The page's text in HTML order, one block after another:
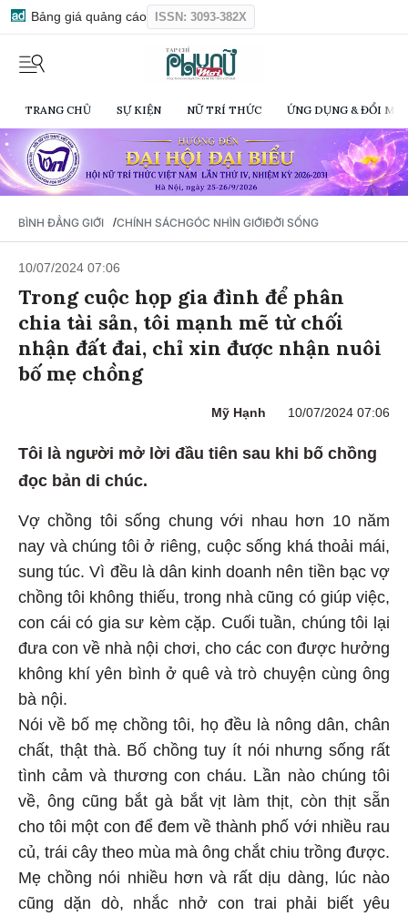
Bảng giá quảng cáo ISSN: 3093-382X
TRANG CHỦ SỰ KIỆN NỮ TRÍ THỨC ỨNG DỤNG & ĐỔI
BÌNH ĐẲNG GIỚI /CHÍNH SÁCHGÓC NHÌN GIỚIĐỜI SỐNG
10/07/2024 07:06
Trong cuộc họp gia đình để phân
chia tài sản, tôi mạnh mẽ từ chối
nhận đất đai, chỉ xin được nhận nuôi
bố mẹ chồng
Mỹ Hạnh 10/07/2024 07:06
Tôi là người mở lời đầu tiên sau khi bố chồng
đọc bản di chúc.
Vợ chồng tôi sống chung với nhau hơn 10 năm
nay và chúng tôi ở riêng, cuộc sống khá thoải mái,
sung túc. Vì đều là dân kinh doanh nên tiền bạc vợ
chồng tôi không thiếu, trong nhà cũng có giúp việc,
con cái có gia sư kèm cặp. Cuối tuần, chúng tôi lại
đưa con về nhà nội chơi, cho các con được hưởng
không khí yên bình ở quê và trò chuyện cùng ông
bà nội.
Nói về bố mẹ chồng tôi, họ đều là nông dân, chân
chất, thật thà. Bố chồng tuy ít nói nhưng sống rất
tình cảm và thương con cháu. Lần nào chúng tôi
về, ông cũng bắt gà bắt vịt làm thịt, còn thịt sẵn
cho tôi một con để đem về thành phố với nhiều rau
củ, trái cây theo mùa mà ông chắt chiu trồng được.
Mẹ chồng nói nhiều hơn và rất dịu dàng, lúc nào
cũng dặn dò, nhắc nhở con trai phải biết yêu